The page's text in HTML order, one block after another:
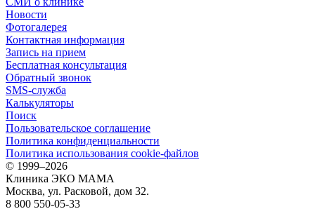
Новости
Фотогалерея
Контактная информация
Запись на прием
Бесплатная консультация
Обратный звонок
SMS-служба
Калькуляторы
Поиск
Пользовательское соглашение
Политика конфиденциальности
Политика использования cookie-файлов
© 1999–2026
Клиника ЭКО МАМА
Москва, ул. Расковой, дом 32.
8 800 550-05-33